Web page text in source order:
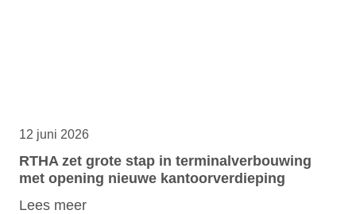
12 juni 2026
RTHA zet grote stap in terminalverbouwing
met opening nieuwe kantoorverdieping
Lees meer